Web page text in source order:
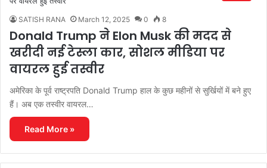
SATISH RANA March 12, 2025 0 8
Donald Trump ने Elon Musk की मदद से
खरीदी नई टेस्ला कार, सोशल मीडिया पर
वायरल हुई तस्वीर
अमेरिका के पूर्व राष्ट्रपति Donald Trump हाल के कुछ महीनों से सुर्खियों में बने हुए
हैं। अब एक तस्वीर वायरल…
Read More »